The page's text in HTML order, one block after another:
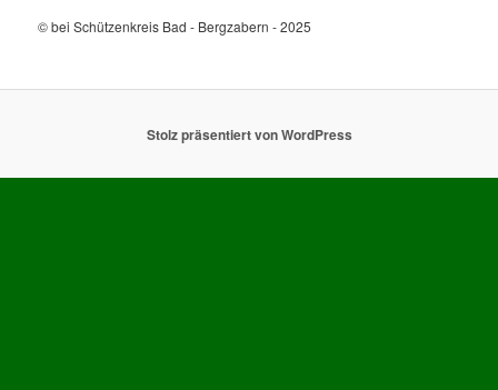
© bei Schützenkreis Bad - Bergzabern - 2025
Stolz präsentiert von WordPress